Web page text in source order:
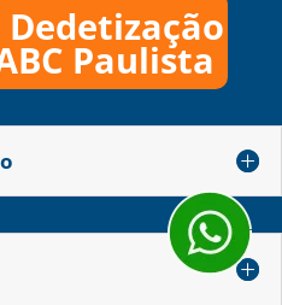
Dedetização
Paulista